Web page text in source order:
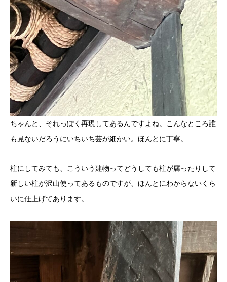
ちゃんと、それっぽく再現してあるんですよね。こんなところ誰
も見ないだろうにいちいち芸が細かい。ほんとに丁寧。
柱にしてみても、こういう建物ってどうしても柱が腐ったりして
新しい柱が沢山使ってあるものですが、ほんとにわからないくら
いに仕上げてあります。